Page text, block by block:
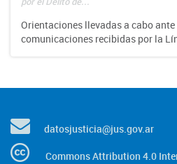
Orientaciones llevadas a cabo ante
comunicaciones recibidas por la
datosjusticia@jus.gov.ar
Commons Attribution 4.0